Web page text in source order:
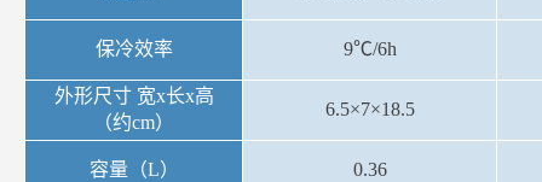
保冷效率 9℃/6h
外形尺寸 宽x长x高
（约cm）
6.5×7×18.5
容量（L） 0.36